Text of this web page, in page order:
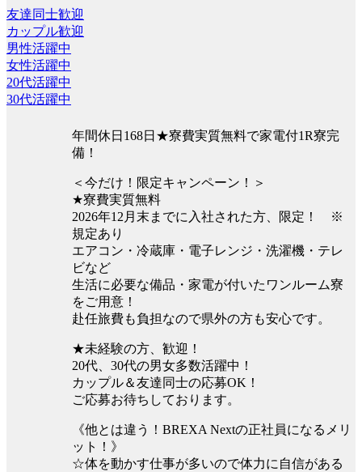
友達同士歓迎
カップル歓迎
男性活躍中
女性活躍中
20代活躍中
30代活躍中
年間休日168日★寮費実質無料で家電付1R寮完
備！
＜今だけ！限定キャンペーン！＞
★寮費実質無料
2026年12月末までに入社された方、限定！ ※
規定あり
エアコン・冷蔵庫・電子レンジ・洗濯機・テレ
ビなど
生活に必要な備品・家電が付いたワンルーム寮
をご用意！
赴任旅費も負担なので県外の方も安心です。
★未経験の方、歓迎！
20代、30代の男女多数活躍中！
カップル＆友達同士の応募OK！
ご応募お待ちしております。
《他とは違う！BREXA Nextの正社員になるメリ
ット！》
☆体を動かす仕事が多いので体力に自信がある